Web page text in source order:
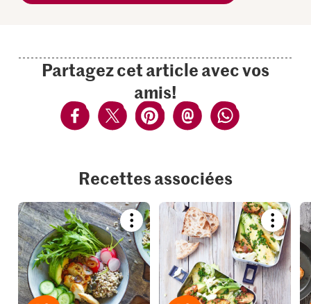
Partagez cet article avec vos
amis!
Recettes associées
Bookmark
recipe
or
add
it
to
your
collections.
recipe
or
add
it
to
your